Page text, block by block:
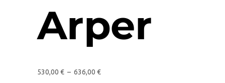
Arper
530,00 € – 636,00 €